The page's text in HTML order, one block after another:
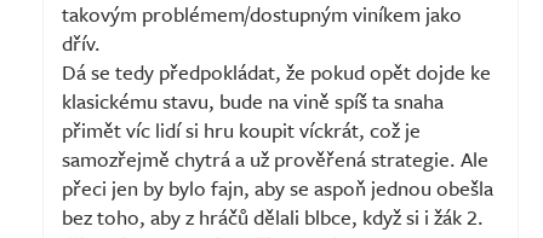
takovým problémem/dostupným viníkem jako
dřív.
Dá se tedy předpokládat, že pokud opět dojde ke
klasickému stavu, bude na vině spíš ta snaha
přimět víc lidí si hru koupit víckrát, což je
samozřejmě chytrá a už prověřená strategie. Ale
přeci jen by bylo fajn, aby se aspoň jednou obešla
bez toho, aby z hráčů dělali blbce, když si i žák 2.